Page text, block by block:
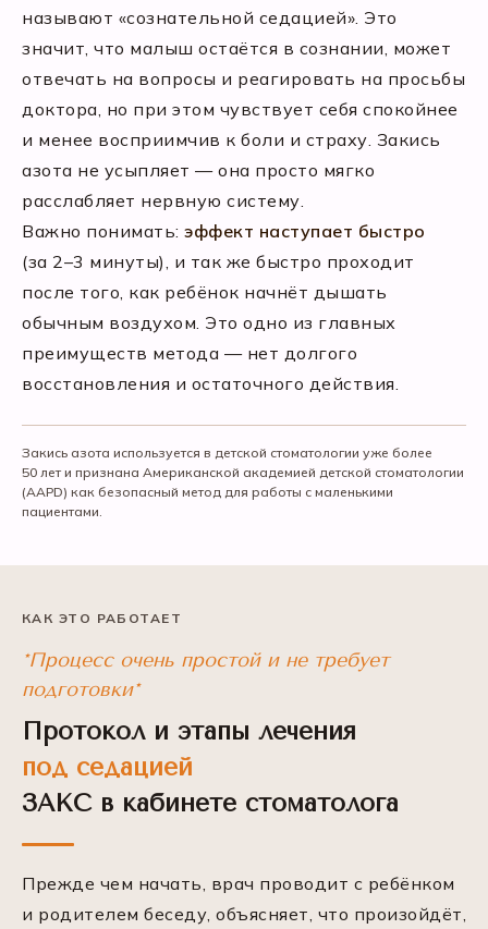
называют «сознательной седацией». Это
значит, что малыш остаётся в сознании, может
отвечать на вопросы и реагировать на просьбы
доктора, но при этом чувствует себя спокойнее
и менее восприимчив к боли и страху. Закись
азота не усыпляет — она просто мягко
расслабляет нервную систему.
Важно понимать: эффект наступает быстро
(за 2–3 минуты), и так же быстро проходит
после того, как ребёнок начнёт дышать
обычным воздухом. Это одно из главных
преимуществ метода — нет долгого
восстановления и остаточного действия.
Закись азота используется в детской стоматологии уже более
50 лет и признана Американской академией детской стоматологии
(AAPD) как безопасный метод для работы с маленькими
пациентами.
КАК ЭТО РАБОТАЕТ
*Процесс очень простой и не требует
подготовки*
Протокол и этапы лечения
под седацией
ЗАКС в кабинете стоматолога
Прежде чем начать, врач проводит с ребёнком
и родителем беседу, объясняет, что произойдёт,